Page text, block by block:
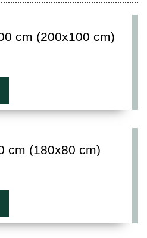
cm (200x100 cm)
cm (180x80 cm)